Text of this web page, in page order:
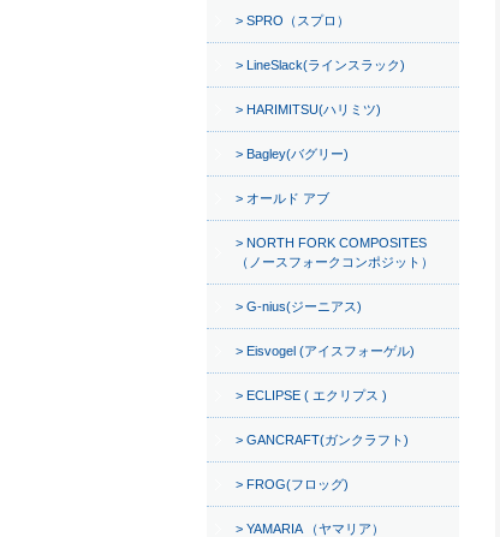
SPRO（スプロ）
LineSlack(ラインスラック)
HARIMITSU(ハリミツ)
Bagley(バグリー)
オールド アブ
NORTH FORK COMPOSITES
（ノースフォークコンポジット）
G-nius(ジーニアス)
Eisvogel (アイスフォーゲル)
ECLIPSE ( エクリプス )
GANCRAFT(ガンクラフト)
FROG(フロッグ)
YAMARIA （ヤマリア）